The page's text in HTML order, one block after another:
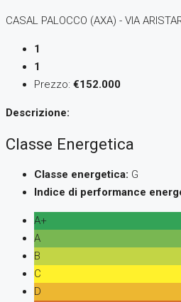
CASAL PALOCCO (AXA) - VIA
1
1
Prezzo: €152.000
Descrizione:
Classe Energetica
Classe energetica: G
Indice di performance
A+
A
B
C
D